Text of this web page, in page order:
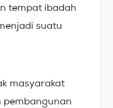
tempat ibadah
suatu
masyarakat
pembangunan